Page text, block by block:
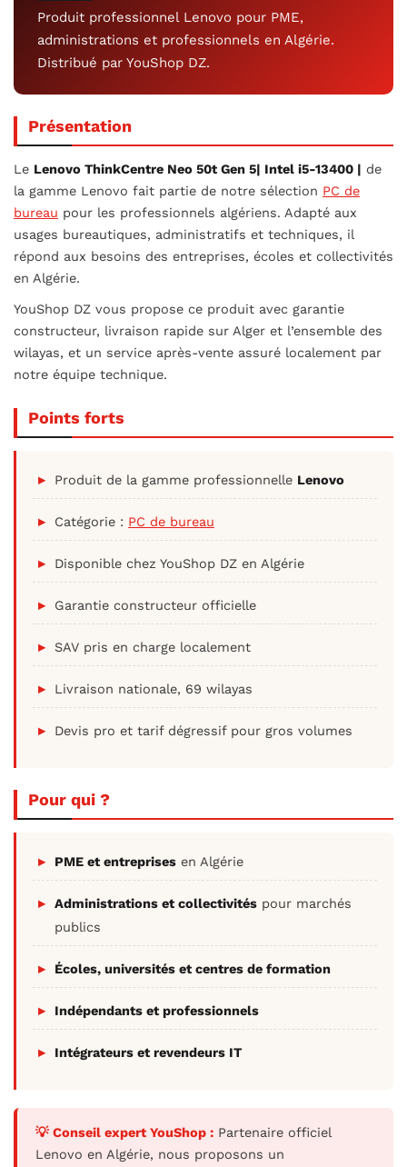
Produit professionnel Lenovo pour PME,
administrations et professionnels en Algérie.
Distribué par YouShop DZ.
Présentation
Le Lenovo ThinkCentre Neo 50t Gen 5| Intel i5-13400 | de
la gamme Lenovo fait partie de notre sélection PC de
bureau pour les professionnels algériens. Adapté aux
usages bureautiques, administratifs et techniques, il
répond aux besoins des entreprises, écoles et collectivités
en Algérie.
YouShop DZ vous propose ce produit avec garantie
constructeur, livraison rapide sur Alger et l’ensemble des
wilayas, et un service après-vente assuré localement par
notre équipe technique.
Points forts
Produit de la gamme professionnelle Lenovo
Catégorie : PC de bureau
Disponible chez YouShop DZ en Algérie
Garantie constructeur officielle
SAV pris en charge localement
Livraison nationale, 69 wilayas
Devis pro et tarif dégressif pour gros volumes
Pour qui ?
PME et entreprises en Algérie
Administrations et collectivités pour marchés
publics
Écoles, universités et centres de formation
Indépendants et professionnels
Intégrateurs et revendeurs IT
💡 Conseil expert YouShop : Partenaire officiel
Lenovo en Algérie, nous proposons un